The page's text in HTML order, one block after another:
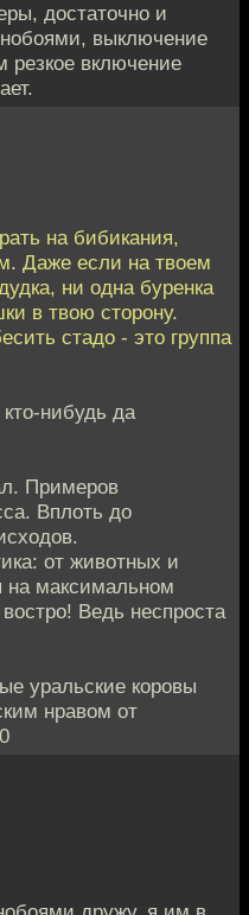
достаточно и
выключение
резкое включение
на бибикания,
Даже если на твоем
ни одна буренка
в твою сторону.
стадо - это группа
нибудь да
Примеров
Вплоть до
от животных и
на максимальном
Ведь неспроста
уральские коровы
нравом от